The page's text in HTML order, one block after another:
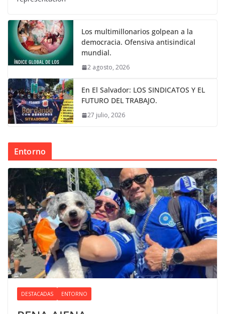
Los multimillonarios golpean a la
democracia. Ofensiva antisindical
mundial.
2 agosto, 2026
En El Salvador: LOS SINDICATOS Y EL
FUTURO DEL TRABAJO.
27 julio, 2026
Entorno
DESTACADAS ENTORNO